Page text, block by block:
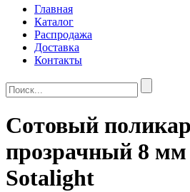
Главная
Каталог
Распродажа
Доставка
Контакты
Сотовый
прозрачный 8
Sotalight